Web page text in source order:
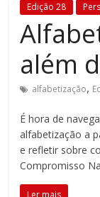
metodologias
tecnologias
estão
vez
mais
presentes
no
dia
Edição 28
além
alfabetização,
É hora de
alfabetização a
e refletir sobre
Compromisso